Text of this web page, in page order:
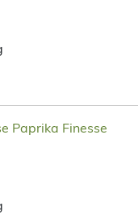
Paprika Finesse